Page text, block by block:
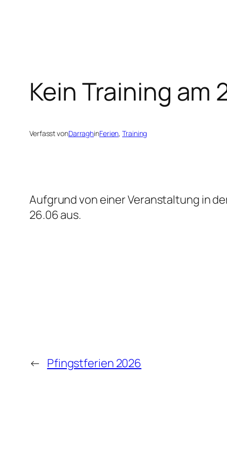
Kein Training am
Verfasst vonDarraghinFerien, Training
Aufgrund von einer Veranstaltung in
26.06 aus.
← Pfingstferien 2026